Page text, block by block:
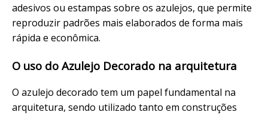
adesivos ou estampas sobre os azulejos, que permite
reproduzir padrões mais elaborados de forma mais
rápida e econômica.
O uso do Azulejo Decorado na arquitetura
O azulejo decorado tem um papel fundamental na
arquitetura, sendo utilizado tanto em construções